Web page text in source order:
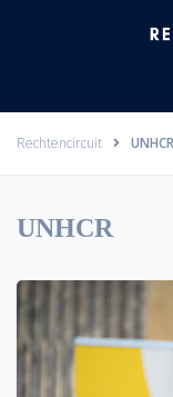
Rechtencircuit UNHCR
UNHCR